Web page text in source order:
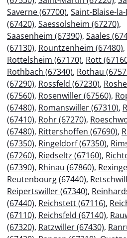
Saverne (67700), Saint-Blaise-
(67420), Saessolsheim (67270),
Saasenheim (67390), Saales
(67130), Rountzenheim (67480),
Rottelsheim (67170), Rott
Rothbach (67340), Rothau
(67290), Rossfeld (67230),
(67560), Rosenwiller (67560),
(67480), Romanswiller (67310),
(67410), Rohr (67270),
(67480), Rittershoffen (67690),
(67350), Ringeldorf (67350),
(67260), Riedseltz (67160),
(67390), Rhinau (67860),
Reutenbourg (67440),
Reipertswiller (67340),
(67440), Reichstett (67116),
(67110), Reichsfeld (67140),
(67320), Ratzwiller (67430),